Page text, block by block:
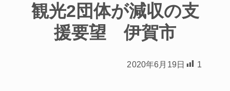
観光2団体が減収の支
援要望 伊賀市
2020年6月19日 1